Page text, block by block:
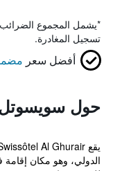
*يشمل المجموع الضرائب
تسجيل المغادرة.
أفضل سعر
حول سويسوتل
الدولي، وهو مكان